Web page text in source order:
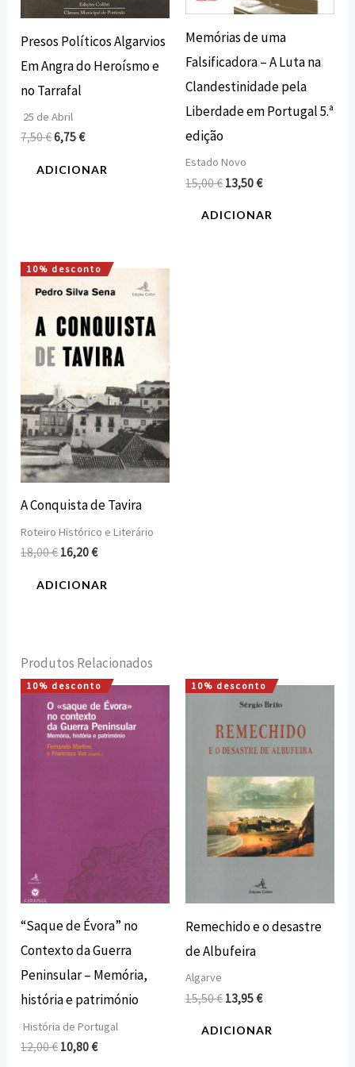
Presos Políticos Algarvios
Em Angra do Heroísmo e
no Tarrafal
25 de Abril
7,50€6,75€
ADICIONAR
Memórias de uma
Falsificadora – A Luta na
Clandestinidade pela
Liberdade em Portugal 5.ª
edição
Estado Novo
15,00€ 13,50€
ADICIONAR
10% desconto
A Conquista de Tavira
Roteiro Histórico e Literário
18,00€
O
preço
era:
18,00 €.
16,20€
O
preço
é:
16,20 €.
ADICIONAR
Produtos Relacionados
10% desconto
“Saque de Évora” no
Contexto da Guerra
Peninsular – Memória,
história e património
História de Portugal
12,00€
O
preço
original
era:
12,00 €.
10,80€
O
preço
atual
é:
10,80 €.
10% desconto
Remechido e o desastre
de Albufeira
Algarve
15,50€
O
preço
original
era:
15,50 €.
13,95€
O
preço
atual
é:
13,95 €.
ADICIONAR